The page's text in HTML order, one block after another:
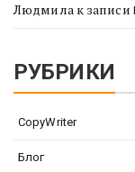
Людмилак записи
РУБРИКИ
CopyWriter
Блог